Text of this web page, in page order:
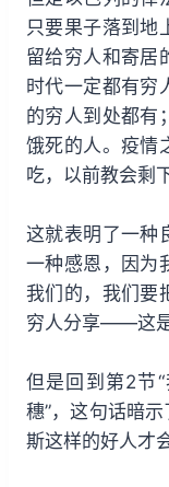
只要果子落到地
留给穷人和寄居
时代一定都有穷
的穷人到处都有
饿死的人。疫情
吃，以前教会剩
这就表明了一种
一种感恩，因为
我们的，我们要
穷人分享——这是
但是回到第2节
穗”，这句话暗
斯这样的好人才